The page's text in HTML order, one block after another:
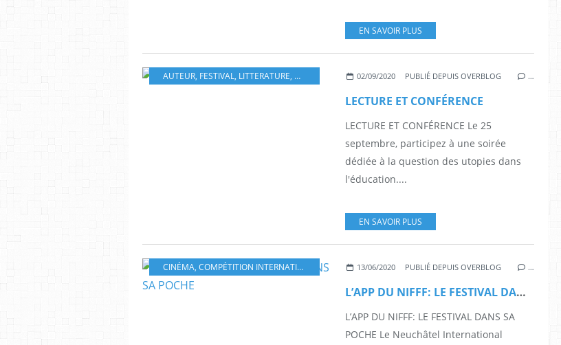
EN SAVOIR PLUS
AUTEUR, FESTIVAL, LITTERATURE, NIFFF NEUCHATEL SUISSE, LIVRES,CONFÉRENCE,SF,SCIENCE-FICTION
02/09/2020 PUBLIÉ DEPUIS OVERBLOG …
LECTURE ET CONFÉRENCE
LECTURE ET CONFÉRENCE Le 25
septembre, participez à une soirée
dédiée à la question des utopies dans
l'éducation....
EN SAVOIR PLUS
CINÉMA, COMPÉTITION INTERNATIONALE ,COURTS-MÉTRAGES,FANTASTIQUE,FESTIVAL FESTIVALS
13/06/2020 PUBLIÉ DEPUIS OVERBLOG …
L’APP DU NIFFF: LE FESTIVAL DANS SA POCHE
L’APP DU NIFFF: LE FESTIVAL DANS SA
POCHE Le Neuchâtel International